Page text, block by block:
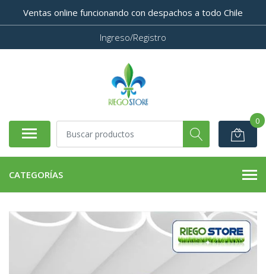
Ventas online funcionando con despachos a todo Chile
Ingreso/Registro
0
CATEGORÍAS